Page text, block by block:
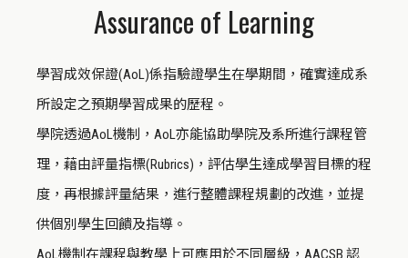
Assurance of Learning
學習成效保證(AoL)係指驗證學生在學期間，確實達成系
所設定之預期學習成果的歷程。
學院透過AoL機制，AoL亦能協助學院及系所進行課程管
理，藉由評量指標(Rubrics)，評估學生達成學習目標的程
度，再根據評量結果，進行整體課程規劃的改進，並提
供個別學生回饋及指導。
AoL機制在課程與教學上可應用於不同層級，AACSB 認